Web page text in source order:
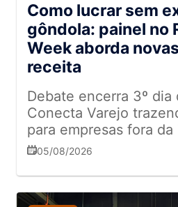
Como lucrar sem
gôndola: painel no
Week aborda
receita
Debate encerra 3º dia
Conecta Varejo
para empresas fora
05/08/2026